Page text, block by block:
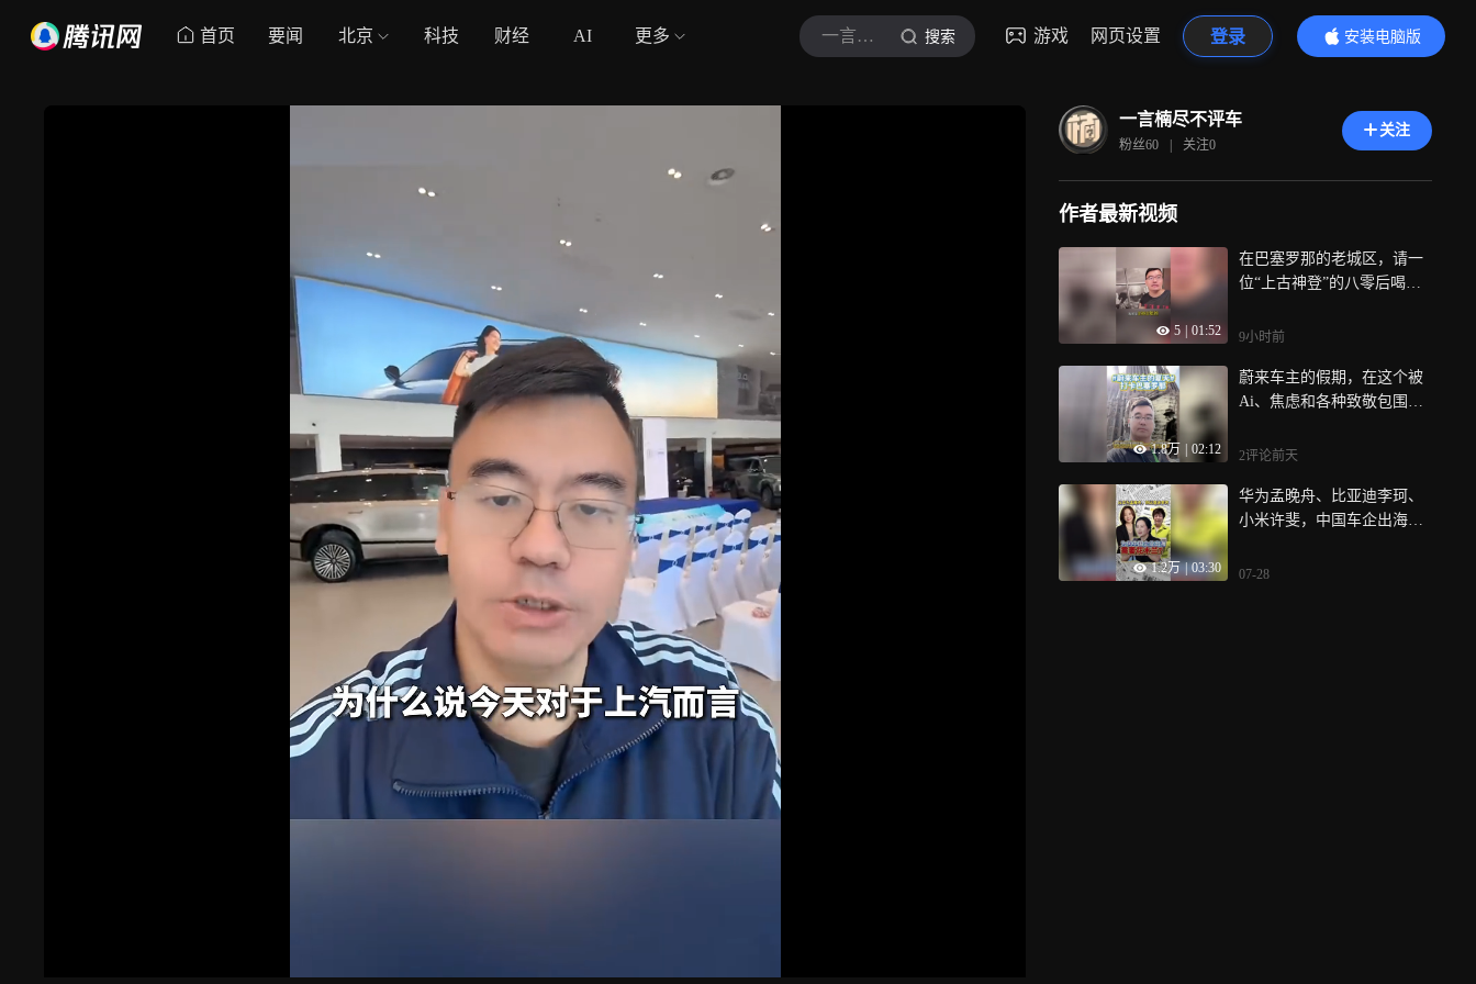
首页 要闻 北京 科技 财经 AI 更多 一言楠尽不评车 搜索 游戏 网页设置 登录
安装电脑版
内容更精彩
一言楠尽不评车
粉丝60 | 关注0
关注
作者最新视频
5 01:52
在巴塞罗那的老城区，请一
位“上古神登”的八零后喝一
9小时前
1.8万 02:12
蔚来车主的假期，在这个被
Ai、焦虑和各种致敬包围的
巴塞罗那，去看看，在塔
问题？
2评论前天
1.2万 | 03:30
华为孟晚舟、比亚迪李珂、
小米许斐，中国车企出海为
冰、外柔内刚到跨文化转
07-28